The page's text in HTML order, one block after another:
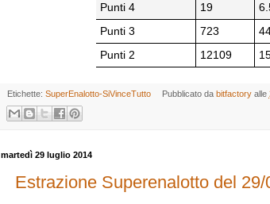
Punti 4
19
Punti 3
723
Punti 2
12109
Etichette: SuperEnalotto-SiVinceTutto Pubblicato da bitfactory alle
martedì 29 luglio 2014
Estrazione Superenalotto del